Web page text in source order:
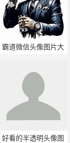
霸道微信头像图片大
好看的半透明头像图